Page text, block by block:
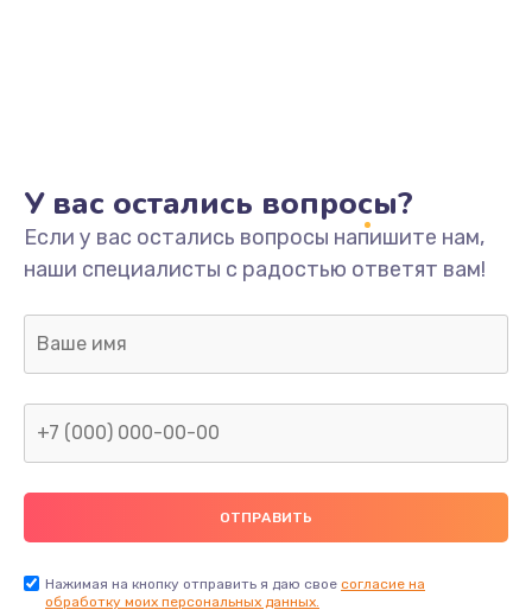
У вас остались вопросы?
Если у вас остались вопросы напишите нам,
наши специалисты с радостью ответят вам!
Нажимая на кнопку отправить я даю свое согласие на
обработку моих персональных данных.